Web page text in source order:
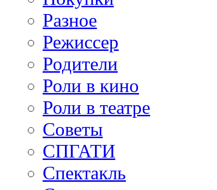
Разное
Режиссер
Родители
Роли в кино
Роли в театре
Советы
СПГАТИ
Спектакль